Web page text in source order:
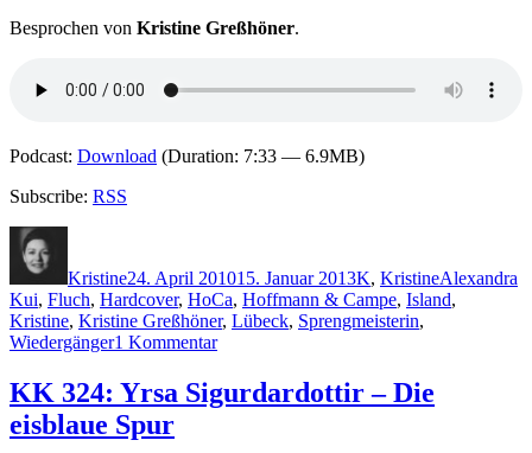
Besprochen von Kristine Greßhöner.
Podcast: Download (Duration: 7:33 — 6.9MB)
Subscribe: RSS
Kristine24. April 201015. Januar 2013K, KristineAlexandra
Kui, Fluch, Hardcover, HoCa, Hoffmann & Campe, Island,
Kristine, Kristine Greßhöner, Lübeck, Sprengmeisterin,
Wiedergänger1 Kommentarzu
423:
Alexandra
KK 324: Yrsa Sigurdardottir – Die
eisblaue Spur